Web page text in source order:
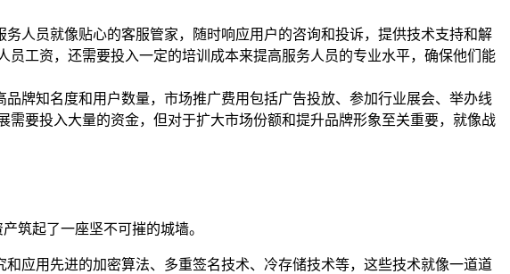
人员就像贴心的客服管家，随时响应用户的咨询和投诉，提供技术支持和解
工资，还需要投入一定的培训成本来提高服务人员的专业水平，确保他们能
牌知名度和用户数量，市场推广费用包括广告投放、参加行业展会、举办线
要投入大量的资金，但对于扩大市场份额和提升品牌形象至关重要，就像战
筑起了一座坚不可摧的城墙。
应用先进的加密算法、多重签名技术、冷存储技术等，这些技术就像一道道